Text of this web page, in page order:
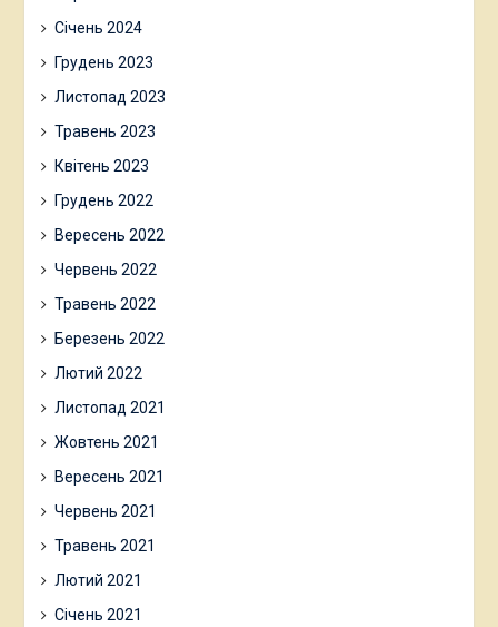
Січень 2024
Грудень 2023
Листопад 2023
Травень 2023
Квітень 2023
Грудень 2022
Вересень 2022
Червень 2022
Травень 2022
Березень 2022
Лютий 2022
Листопад 2021
Жовтень 2021
Вересень 2021
Червень 2021
Травень 2021
Лютий 2021
Січень 2021